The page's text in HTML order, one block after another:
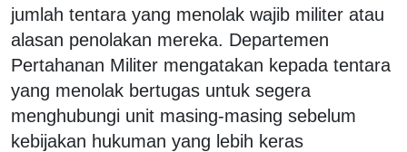
jumlah tentara yang menolak wajib militer atau
alasan penolakan mereka. Departemen
Pertahanan Militer mengatakan kepada tentara
yang menolak bertugas untuk segera
menghubungi unit masing-masing sebelum
kebijakan hukuman yang lebih keras